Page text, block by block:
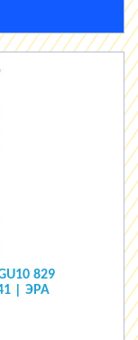
829
| ЭРА